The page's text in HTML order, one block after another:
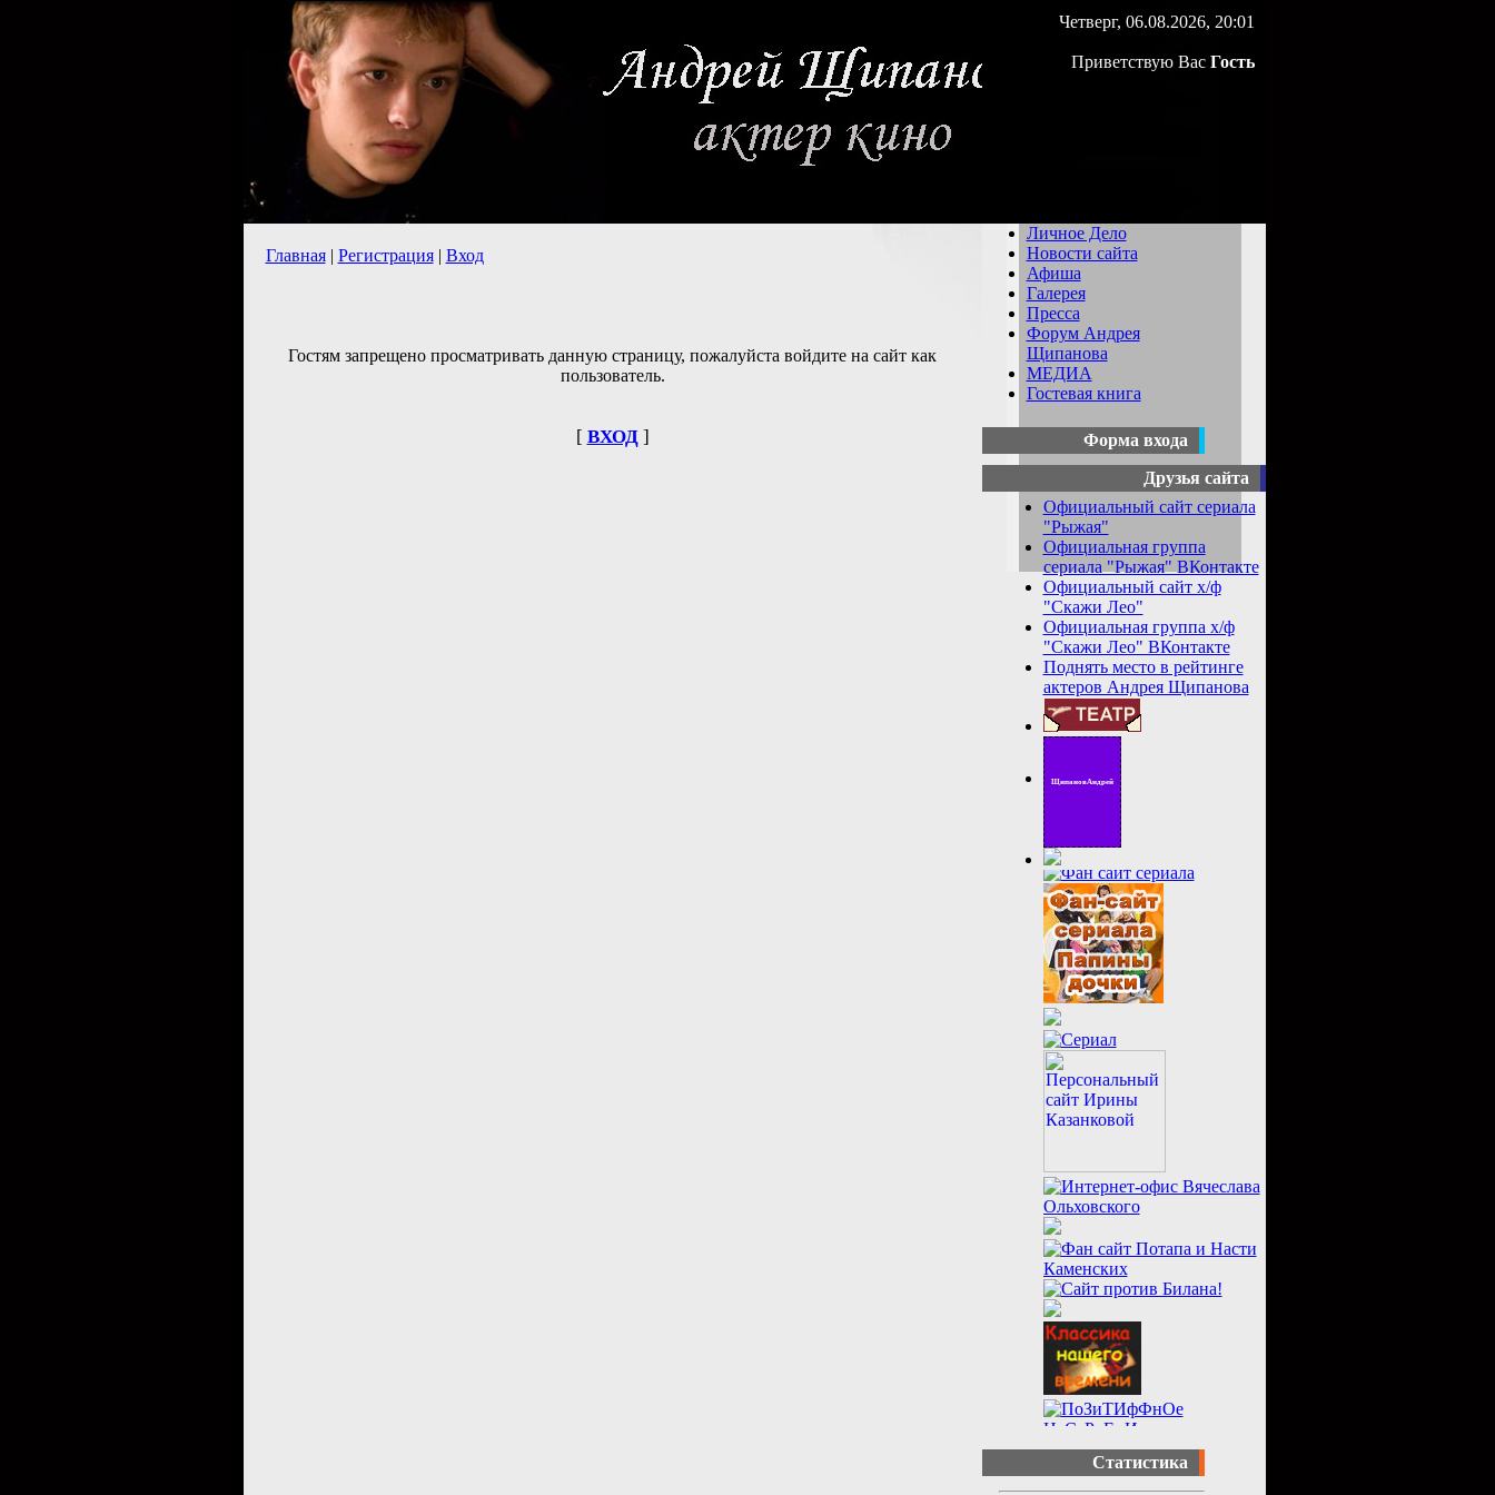
Четверг, 06.08.2026, 20:01
Приветствую Вас Гость
Главная| Регистрация| Вход
Гостям запрещено просматривать данную страницу, пожалуйста войдите на сайт как
пользователь.
[ ВХОД]
Личное Дело
Новости сайта
Афиша
Галерея
Пресса
Форум Андрея
Щипанова
МЕДИА
Гостевая книга
Форма входа
Друзья сайта
Официальный сайт сериала
"Рыжая"
Официальная группа
сериала "Рыжая" ВКонтакте
Официальный сайт х/ф
"Скажи Лео"
Официальная группа х/ф
"Скажи Лео" ВКонтакте
Поднять место в рейтинге
актеров Андрея Щипанова
Статистика